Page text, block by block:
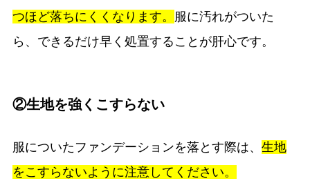
つほど落ちにくくなります。
服に汚れがついた
ら、できるだけ早く処置することが肝心です。
②生地を強くこすらない
服についたファンデーションを落とす際は、 生地
をこすらないように注意してください。